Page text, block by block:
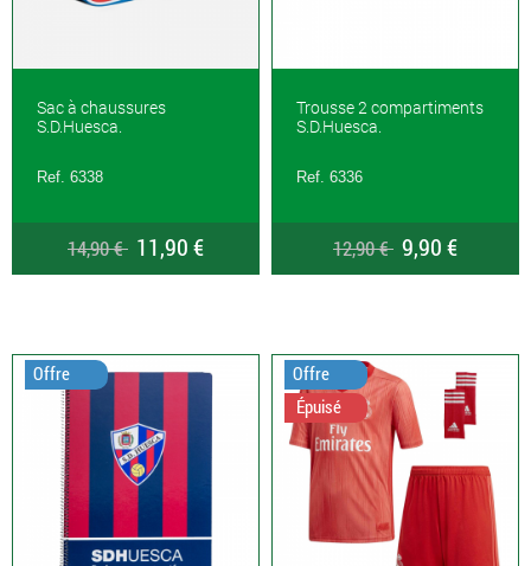
Sac à chaussures
S.D.Huesca.
Ref. 6338
14,90 € 11,90 €
Trousse 2 compartiments
S.D.Huesca.
Ref. 6336
12,90 € 9,90 €
Offre
Offre
Épuisé